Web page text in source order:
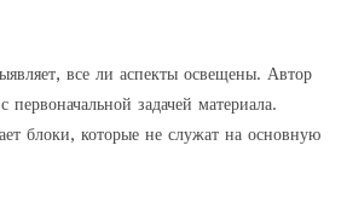
все ли аспекты освещены. Автор
первоначальной задачей материала.
блоки, которые не служат на основную